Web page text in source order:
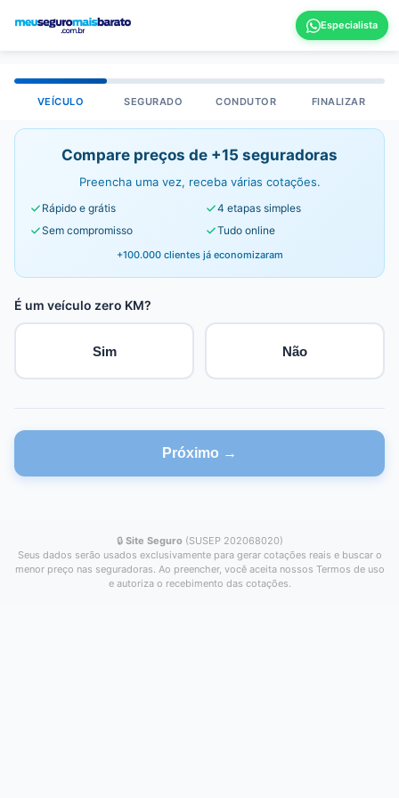
VEÍCULO SEGURADO CONDUTOR FINALIZAR
Compare preços de +15 seguradoras
Preencha uma vez, receba várias cotações.
Rápido e grátis
4 etapas simples
Sem compromisso
Tudo online
+100.000 clientes já economizaram
É um veículo zero KM?
Sim Não
Próximo →
🔒 Site Seguro (SUSEP 202068020)
Seus dados serão usados exclusivamente para gerar cotações reais e buscar o
menor preço nas seguradoras. Ao preencher, você aceita nossos Termos de uso
e autoriza o recebimento das cotações.